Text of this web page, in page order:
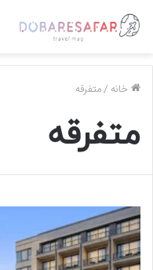
خانه /متفرقه
متفرقه